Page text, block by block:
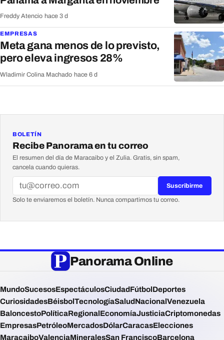
Freddy Atencio hace 3 d
EMPRESAS
Meta gana menos de lo previsto,
pero eleva ingresos 28%
Wladimir Colina Machado hace 6 d
BOLETÍN
Recibe Panorama en tu correo
El resumen del día de Maracaibo y el Zulia. Gratis, sin spam,
cancela cuando quieras.
Suscribirme
Solo te enviaremos el boletín. Nunca compartimos tu correo.
Panorama Online
MundoSucesosEspectáculosCiudadFútbol Deportes
CuriosidadesBéisbol TecnologíaSaludNacional Venezuela
BaloncestoPolíticaRegional EconomíaJusticiaCriptomonedas
EmpresasPetróleoMercadosDólarCaracasElecciones
MaracaiboValenciaMineralesSan FranciscoBarcelona